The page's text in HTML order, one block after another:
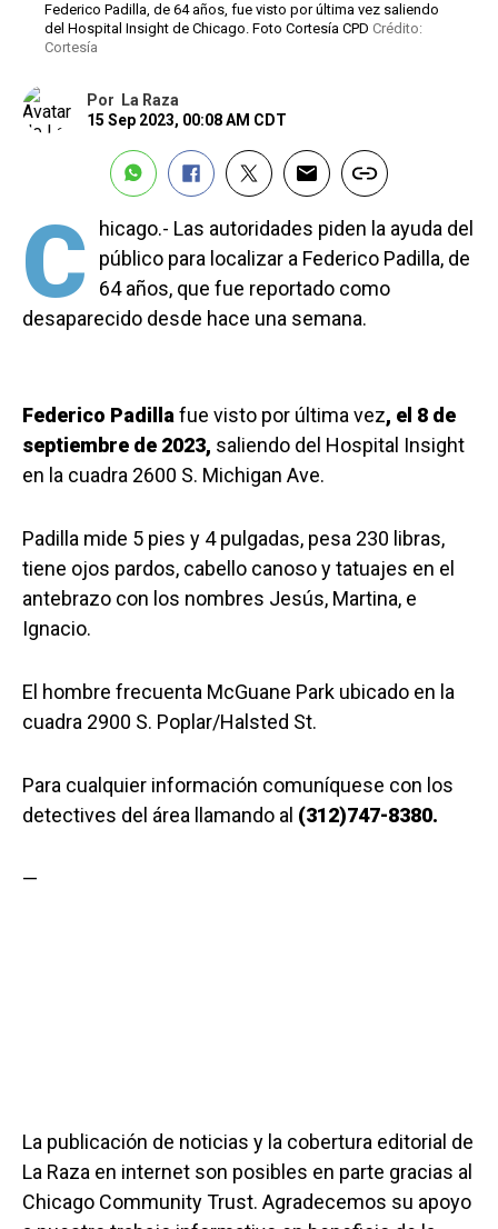
Federico Padilla, de 64 años, fue visto por última vez saliendo
del Hospital Insight de Chicago. Foto Cortesía CPD Crédito:
Cortesía
Por
La Raza
15 Sep 2023, 00:08 AM CDT
C
hicago.- Las autoridades piden la ayuda del
público para localizar a Federico Padilla, de
64 años, que fue reportado como
desaparecido desde hace una semana.
Federico Padillafue visto por última vez, el 8 de
septiembre de 2023, saliendo del Hospital Insight
en la cuadra 2600 S. Michigan Ave.
Padilla mide 5 pies y 4 pulgadas, pesa 230 libras,
tiene ojos pardos, cabello canoso y tatuajes en el
antebrazo con los nombres Jesús, Martina, e
Ignacio.
El hombre frecuenta McGuane Park ubicado en la
cuadra 2900 S. Poplar/Halsted St.
Para cualquier información comuníquese con los
detectives del área llamando al (312)747-8380.
—
La publicación de noticias y la cobertura editorial de
La Raza en internet son posibles en parte gracias al
Chicago Community Trust. Agradecemos su apoyo